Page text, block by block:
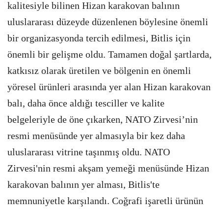
kalitesiyle bilinen Hizan karakovan balının
uluslararası düzeyde düzenlenen böylesine önemli
bir organizasyonda tercih edilmesi, Bitlis için
önemli bir gelişme oldu. Tamamen doğal şartlarda,
katkısız olarak üretilen ve bölgenin en önemli
yöresel ürünleri arasında yer alan Hizan karakovan
balı, daha önce aldığı tesciller ve kalite
belgeleriyle de öne çıkarken, NATO Zirvesi’nin
resmi menüsünde yer almasıyla bir kez daha
uluslararası vitrine taşınmış oldu. NATO
Zirvesi'nin resmi akşam yemeği menüsünde Hizan
karakovan balının yer alması, Bitlis'te
memnuniyetle karşılandı. Coğrafi işaretli ürünün